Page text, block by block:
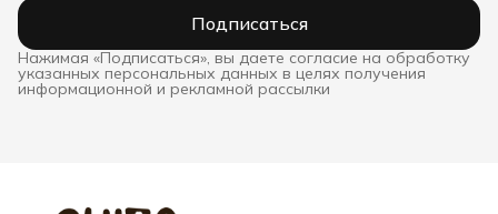
Подписаться
Нажимая «Подписаться», вы даете согласие на обработку
указанных персональных данных в целях получения
информационной и рекламной рассылки